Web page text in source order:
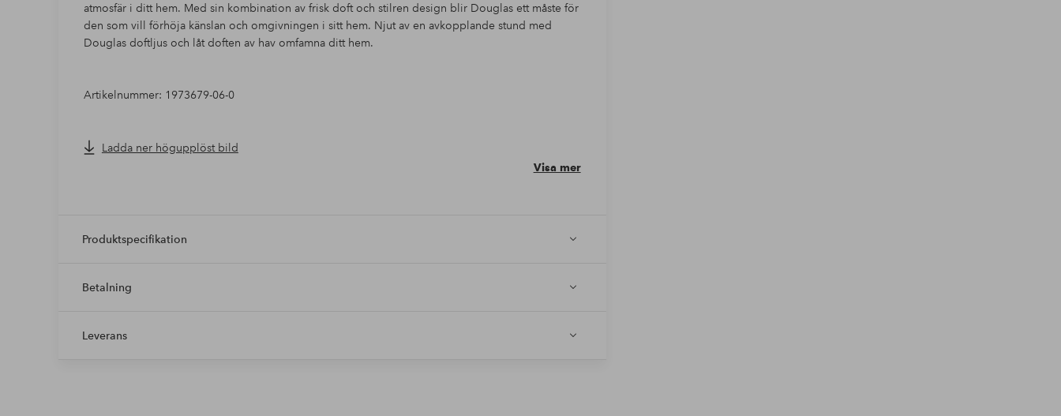
atmosfär i ditt hem. Med sin kombination av frisk doft och stilren design blir Douglas ett måste för
den som vill förhöja känslan och omgivningen i sitt hem. Njut av en avkopplande stund med
Douglas doftljus och låt doften av hav omfamna ditt hem.
Artikelnummer: 1973679-06-0
Ladda ner högupplöst bild
Visa mer
Produktspecifikation
Betalning
Leverans